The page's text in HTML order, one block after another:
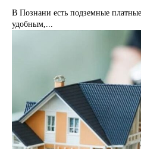
В Познани есть подземные
удобным,...